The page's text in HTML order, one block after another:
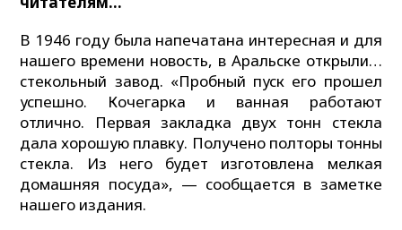
В 1946 году была напечатана интересная и для
нашего времени новость, в Аральске открыли…
стекольный завод. «Пробный пуск его прошел
успешно. Кочегарка и ванная работают
отлично. Первая закладка двух тонн стекла
дала хорошую плавку. Получено полторы тонны
стекла. Из него будет изготовлена мелкая
домашняя посуда», — сообщается в заметке
нашего издания.